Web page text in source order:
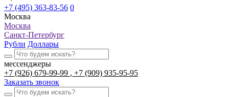
+7 (495) 363-83-56 0
Москва
Москва
Санкт-Петербург
Рубли Доллары
мессенджеры
+7 (926) 679-99-99
+7 (909) 935-95-95
Заказать звонок